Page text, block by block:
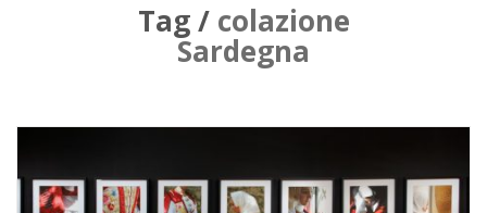
Tag / colazione
Sardegna